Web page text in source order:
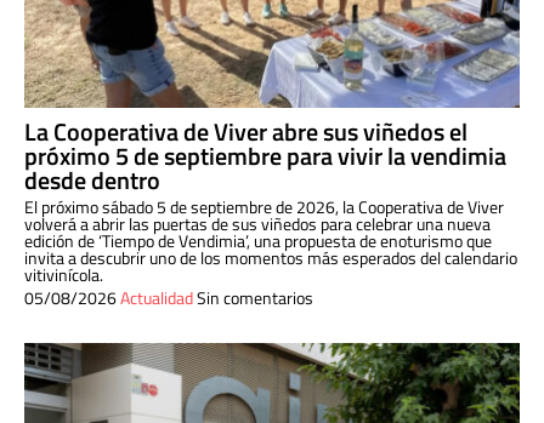
La Cooperativa de Viver abre sus viñedos el
próximo 5 de septiembre para vivir la vendimia
desde dentro
El próximo sábado 5 de septiembre de 2026, la Cooperativa de Viver
volverá a abrir las puertas de sus viñedos para celebrar una nueva
edición de ‘Tiempo de Vendimia’, una propuesta de enoturismo que
invita a descubrir uno de los momentos más esperados del calendario
vitivinícola.
05/08/2026ActualidadSin comentarios